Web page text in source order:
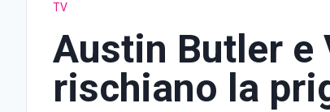
TV
Austin Butler e
rischiano la